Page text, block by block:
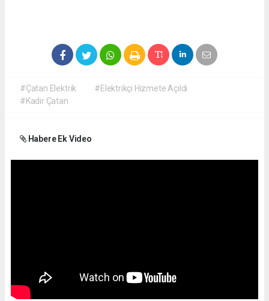
#Çatan Elektrik
#Elektrikçi Hizmete Açıldı
#Kadir Çatan
Habere Ek Video